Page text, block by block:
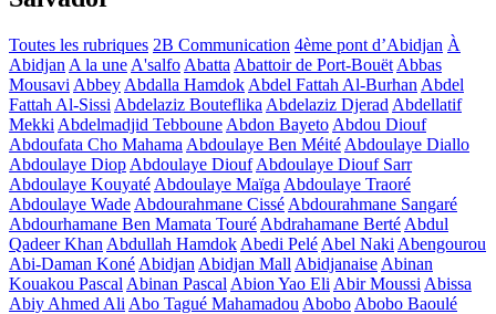
Toutes les rubriques 2B Communication 4ème pont d’Abidjan À
Abidjan A la une A'salfo Abatta Abattoir de Port-Bouët Abbas
Mousavi Abbey Abdalla Hamdok Abdel Fattah Al-Burhan Abdel
Fattah Al-Sissi Abdelaziz Bouteflika Abdelaziz Djerad Abdellatif
Mekki Abdelmadjid Tebboune Abdon Bayeto Abdou Diouf
Abdoufata Cho Mahama Abdoulaye Ben Méité Abdoulaye Diallo
Abdoulaye Diop Abdoulaye Diouf Abdoulaye Diouf Sarr
Abdoulaye Kouyaté Abdoulaye Maïga Abdoulaye Traoré
Abdoulaye Wade Abdourahmane Cissé Abdourahmane Sangaré
Abdourhamane Ben Mamata Touré Abdrahamane Berté Abdul
Qadeer Khan Abdullah Hamdok Abedi Pelé Abel Naki Abengourou
Abi-Daman Koné Abidjan Abidjan Mall Abidjanaise Abinan
Kouakou Pascal Abinan Pascal Abion Yao Eli Abir Moussi Abissa
Abiy Ahmed Ali Abo Tagué Mahamadou Abobo Abobo Baoulé